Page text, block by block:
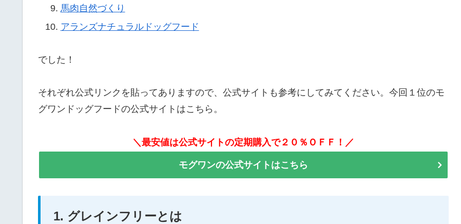
馬肉自然づくり
アランズナチュラルドッグフード
でした！
それぞれ公式リンクを貼ってありますので、公式サイトも参考にしてみてください。今回１位のモ
グワンドッグフードの公式サイトはこちら。
＼最安値は公式サイトの定期購入で２０％ＯＦＦ！／
モグワンの公式サイトはこちら
1. グレインフリーとは